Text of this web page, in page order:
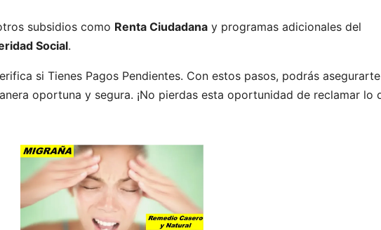
subsidios como Renta Ciudadana y programas adicionales del
Social.
si Tienes Pagos Pendientes. Con estos pasos, podrás
oportuna y segura. ¡No pierdas esta oportunidad de reclamar lo